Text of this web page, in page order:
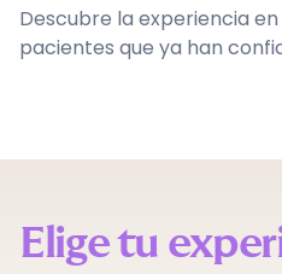
Descubre la experiencia
pacientes que ya han
Elige tu